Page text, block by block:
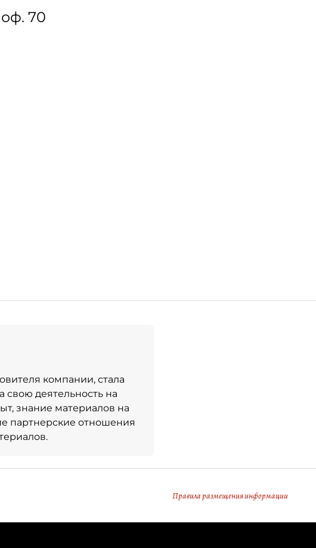
70
компании, стала
свою деятельность на
знание материалов на
партнерские отношения
Правила размещения информации